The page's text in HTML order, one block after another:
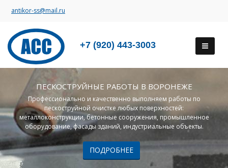
antikor-ss@mail.ru
+7 (920) 443-3003
ПЕСКОСТРУЙНЫЕ РАБОТЫ В ВОРОНЕЖЕ
Профессионально и качественно выполняем работы по
пескоструйной очистке любых поверхностей:
металлоконструкции, бетонные сооружения, промышленное
оборудование, фасады зданий, индустриальные объекты.
ПОДРОБНЕЕ